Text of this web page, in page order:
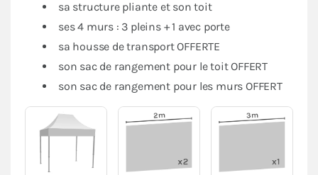
sa structure pliante et son toit
ses 4 murs : 3 pleins + 1 avec porte
sa housse de transport OFFERTE
son sac de rangement pour le toit OFFERT
son sac de rangement pour les murs OFFERT